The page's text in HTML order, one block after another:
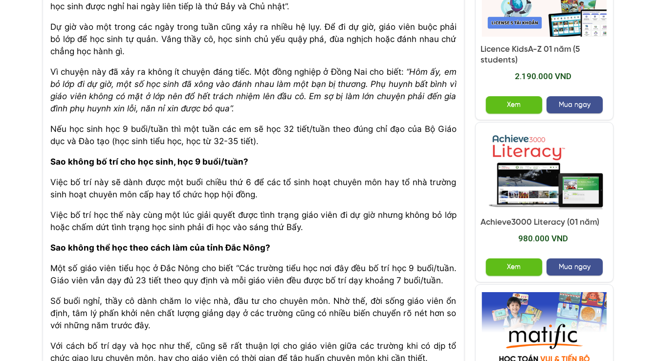
học sinh được nghỉ hai ngày liên tiếp là thứ Bảy và Chủ nhật”.
Dự giờ vào một trong các ngày trong tuần cũng xảy ra nhiều hệ lụy. Để đi dự giờ, giáo viên buộc phải
bỏ lớp để học sinh tự quản. Vắng thầy cô, học sinh chủ yếu quậy phá, đùa nghịch hoặc đánh nhau chứ
chẳng học hành gì.
Vì chuyện này đã xảy ra không ít chuyện đáng tiếc. Một đồng nghiệp ở Đồng Nai cho biết: “Hôm ấy, em
bỏ lớp đi dự giờ, một số học sinh đã xông vào đánh nhau làm một bạn bị thương. Phụ huynh bất bình vì
giáo viên không có mặt ở lớp nên đổ hết trách nhiệm lên đầu cô. Em sợ bị làm lớn chuyện phải đến gia
đình phụ huynh xin lỗi, năn nỉ xin được bỏ qua”.
Nếu học sinh học 9 buổi/tuần thì một tuần các em sẽ học 32 tiết/tuần theo đúng chỉ đạo của Bộ Giáo
dục và Đào tạo (học sinh tiểu học, học từ 32-35 tiết).
Sao không bố trí cho học sinh, học 9 buổi/tuần?
Việc bố trí này sẽ dành được một buổi chiều thứ 6 để các tổ sinh hoạt chuyên môn hay tổ nhà trường
sinh hoạt chuyên môn cấp hay tổ chức họp hội đồng.
Việc bố trí học thế này cùng một lúc giải quyết được tình trạng giáo viên đi dự giờ nhưng không bỏ lớp
hoặc chấm dứt tình trạng học sinh phải đi học vào sáng thứ Bẩy.
Sao không thể học theo cách làm của tỉnh Đắc Nông?
Một số giáo viên tiểu học ở Đắc Nông cho biết “Các trường tiểu học nơi đây đều bố trí học 9 buổi/tuần.
Giáo viên vẫn dạy đủ 23 tiết theo quy định và mỗi giáo viên đều được bố trí dạy khoảng 7 buổi/tuần.
Số buổi nghỉ, thầy cô dành chăm lo việc nhà, đầu tư cho chuyên môn. Nhờ thế, đời sống giáo viên ổn
định, tâm lý phấn khởi nên chất lượng giảng dạy ở các trường cũng có nhiều biến chuyển rõ nét hơn so
với những năm trước đây.
Với cách bố trí dạy và học như thế, cũng sẽ rất thuận lợi cho giáo viên giữa các trường khi có dịp tổ
chức giao lưu chuyên môn, hay cho giáo viên có thời gian để tập huấn chuyên môn khi cần thiết.
Licence KidsA-Z 01 năm (5
students)
2.190.000 VND
Xem Mua ngay
Achieve3000 Literacy (01 năm)
980.000 VND
Xem Mua ngay